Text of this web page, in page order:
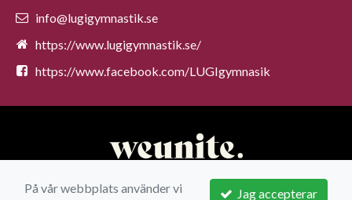
info@lugigymnastik.se
https://www.lugigymnastik.se/
https://www.facebook.com/LUGIgymnasik
Jag accepterar
På vår webbplats använder vi